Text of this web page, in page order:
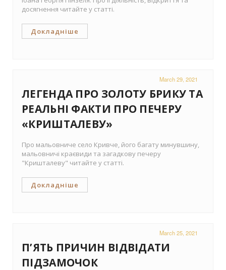
досягнення читайте у статті.
Докладніше
March 29, 2021
ЛЕГЕНДА ПРО ЗОЛОТУ БРИКУ ТА
РЕАЛЬНІ ФАКТИ ПРО ПЕЧЕРУ
«КРИШТАЛЕВУ»
Про мальовниче село Кривче, його багату минувшину,
мальовничі краєвиди та загадкову печеру
"Кришталеву" читайте у статті.
Докладніше
March 25, 2021
П’ЯТЬ ПРИЧИН ВІДВІДАТИ
ПІДЗАМОЧОК